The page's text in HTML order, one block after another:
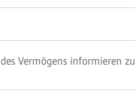
Vermögens informieren zu